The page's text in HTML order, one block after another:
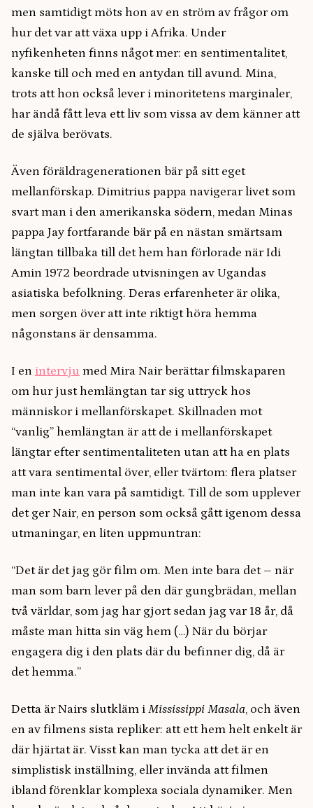
men samtidigt möts hon av en ström av frågor om
hur det var att växa upp i Afrika. Under
nyfikenheten finns något mer: en sentimentalitet,
kanske till och med en antydan till avund. Mina,
trots att hon också lever i minoritetens marginaler,
har ändå fått leva ett liv som vissa av dem känner att
de själva berövats.
Även föräldragenerationen bär på sitt eget
mellanförskap. Dimitrius pappa navigerar livet som
svart man i den amerikanska södern, medan Minas
pappa Jay fortfarande bär på en nästan smärtsam
längtan tillbaka till det hem han förlorade när Idi
Amin 1972 beordrade utvisningen av Ugandas
asiatiska befolkning. Deras erfarenheter är olika,
men sorgen över att inte riktigt höra hemma
någonstans är densamma.
I en intervju med Mira Nair berättar filmskaparen
om hur just hemlängtan tar sig uttryck hos
människor i mellanförskapet. Skillnaden mot
“vanlig” hemlängtan är att de i mellanförskapet
längtar efter sentimentaliteten utan att ha en plats
att vara sentimental över, eller tvärtom: flera platser
man inte kan vara på samtidigt. Till de som upplever
det ger Nair, en person som också gått igenom dessa
utmaningar, en liten uppmuntran:
“Det är det jag gör film om. Men inte bara det – när
man som barn lever på den där gungbrädan, mellan
två världar, som jag har gjort sedan jag var 18 år, då
måste man hitta sin väg hem (…) När du börjar
engagera dig i den plats där du befinner dig, då är
det hemma.”
Detta är Nairs slutkläm i Mississippi Masala, och även
en av filmens sista repliker: att ett hem helt enkelt är
där hjärtat är. Visst kan man tycka att det är en
simplistisk inställning, eller invända att filmen
ibland förenklar komplexa sociala dynamiker. Men